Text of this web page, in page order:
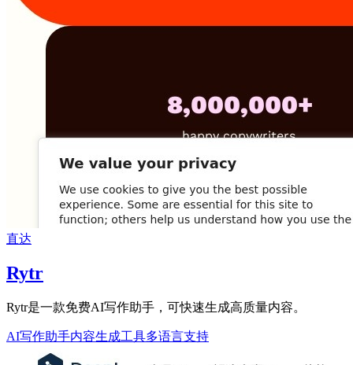
直达
Rytr
Rytr是一款免费AI写作助手，可快速生成高质量内容。
AI写作助手内容生成工具多语言支持